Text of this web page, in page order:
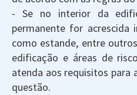
- Se no interior da
permanente for acrescida
como estande, entre
edificação e áreas de
atenda aos requisitos para
questão.